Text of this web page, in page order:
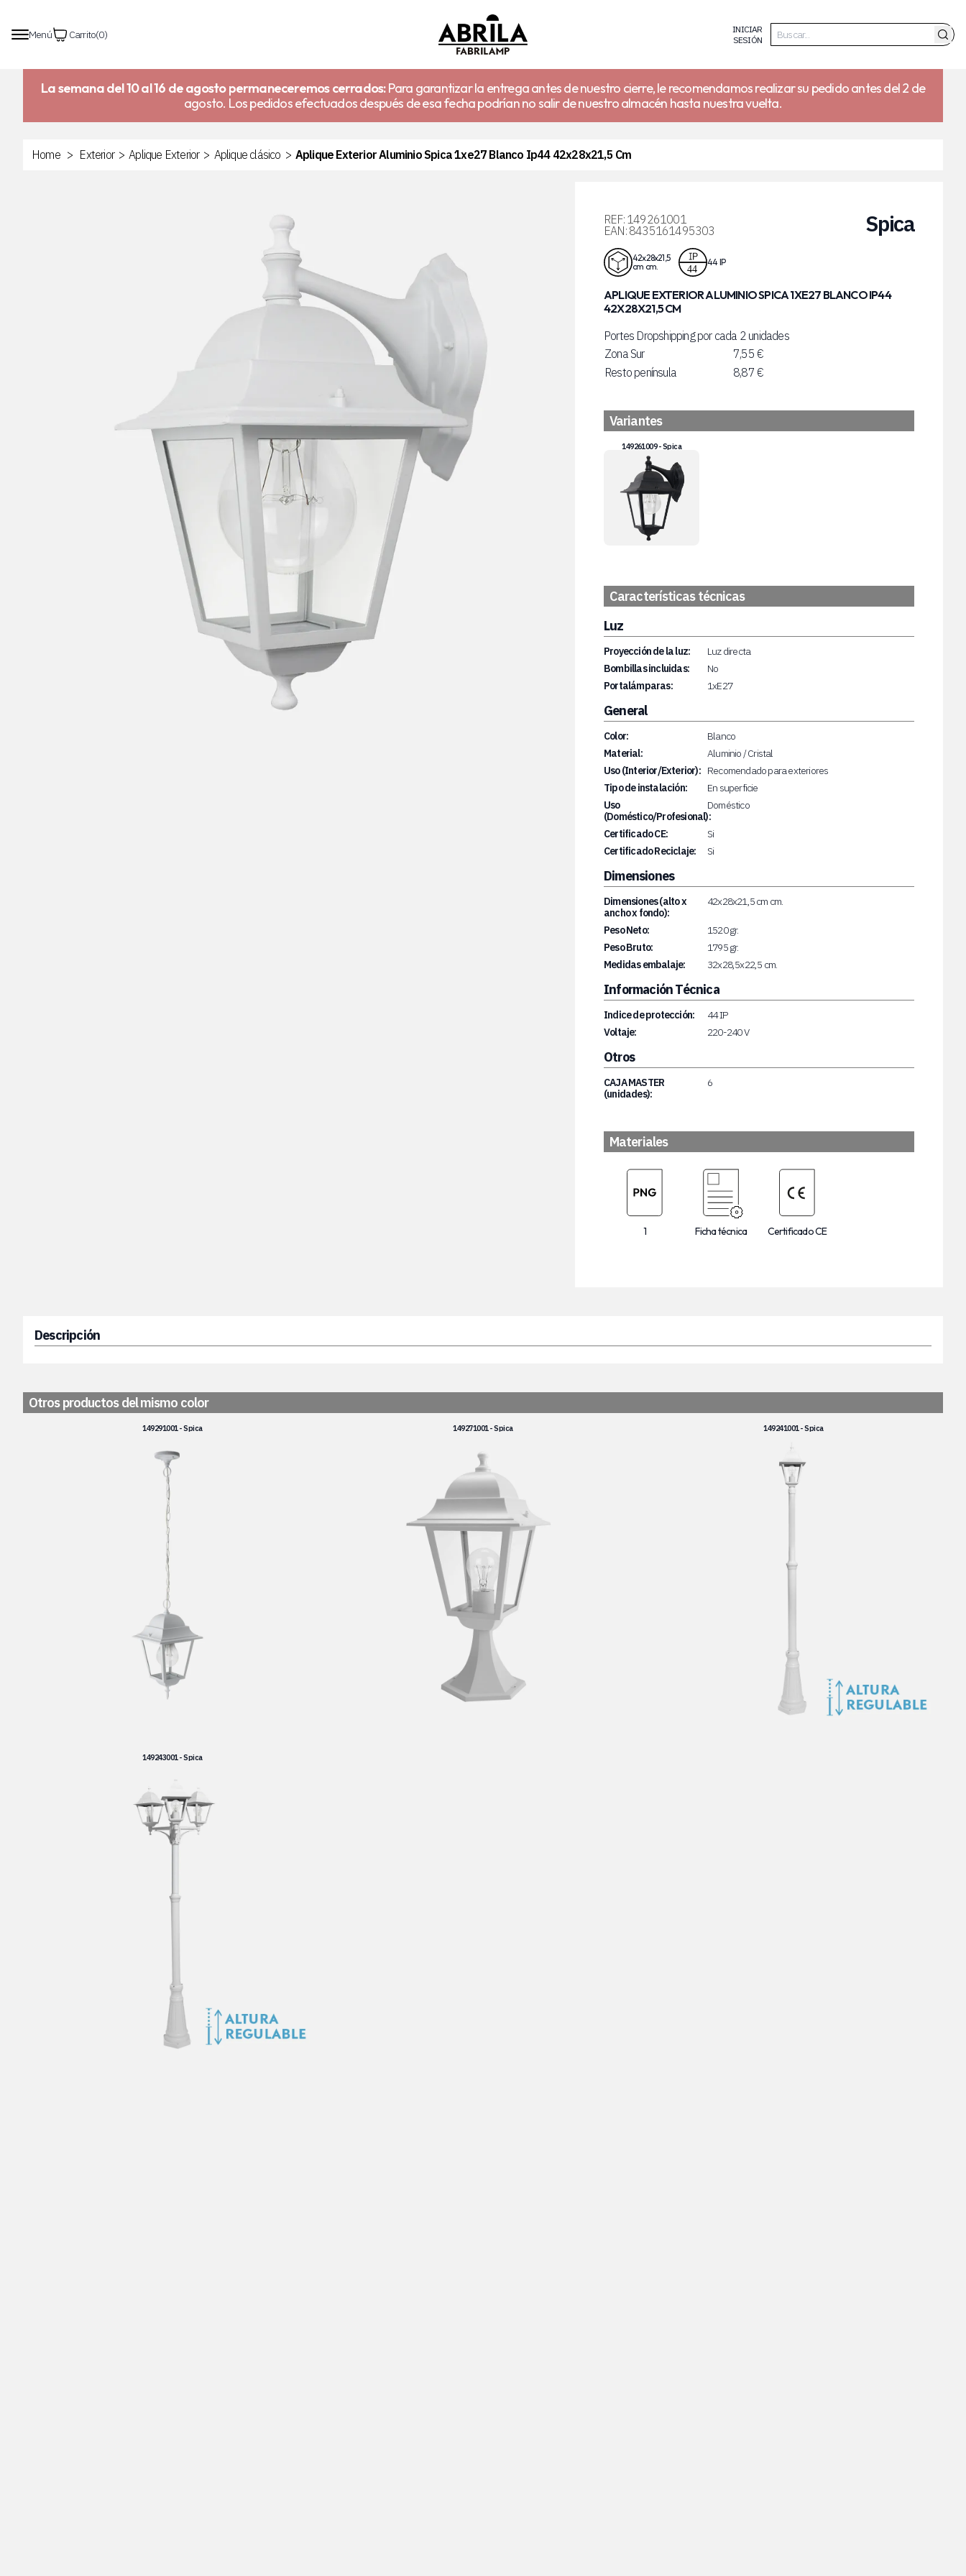
Menú Carrito(0)
INICIAR
SESIÓN
La semana del 10 al 16 de agosto permaneceremos cerrados:Para garantizar la entrega antes de nuestro cierre, le recomendamos realizar su pedido antes del 2 de
agosto. Los pedidos efectuados después de esa fecha podrían no salir de nuestro almacén hasta nuestra vuelta.
Home > Exterior > Aplique Exterior > Aplique clásico > Aplique Exterior Aluminio Spica 1xe27 Blanco Ip44 42x28x21,5 Cm
Spica
REF: 149261001
EAN: 8435161495303
42x28x21,5
cm cm.
44 IP
APLIQUE EXTERIOR ALUMINIO SPICA 1XE27 BLANCO IP44
42X28X21,5 CM
Portes Dropshipping por cada 2 unidades
Zona Sur
7,55 €
Resto península
8,87 €
Variantes
149261009 - Spica
Características técnicas
Luz
Proyección de la luz:
Luz directa
Bombillas incluidas:
No
Portalámparas:
1xE27
General
Color:
Blanco
Material:
Aluminio / Cristal
Uso (Interior/Exterior): Recomendado para exteriores
Tipo de instalación:
En superficie
Uso
(Doméstico/Profesional):
Doméstico
Certificado CE:
Si
Certificado Reciclaje:
Si
Dimensiones
Dimensiones (alto x
ancho x fondo):
42x28x21,5 cm cm.
Peso Neto:
1520 gr.
Peso Bruto:
1795 gr.
Medidas embalaje:
32x28,5x22,5 cm.
Información Técnica
Indice de protección:
44 IP
Voltaje:
220-240 V
Otros
CAJA MASTER
(unidades):
6
Materiales
1 Ficha técnica Certificado CE
Descripción
Otros productos del mismo color
149291001 - Spica 149271001 - Spica 149241001 - Spica
149243001 - Spica